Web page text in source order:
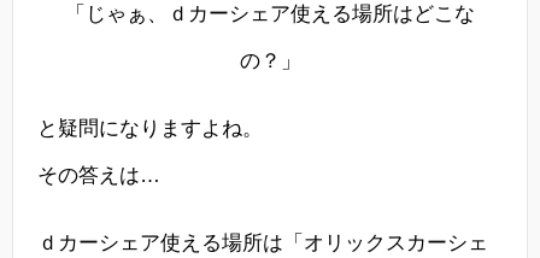
「じゃぁ、ｄカーシェア使える場所はどこな
の？」
と疑問になりますよね。
その答えは…
ｄカーシェア使える場所は「オリックスカーシェ